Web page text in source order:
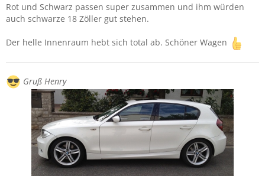
Rot und Schwarz passen super zusammen und ihm würden
auch schwarze 18 Zöller gut stehen.
Der helle Innenraum hebt sich total ab. Schöner Wagen
Gruß Henry